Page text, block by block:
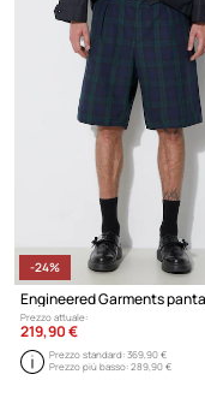
-24%
Prezzo attuale:
219,90 €
Prezzo standard:369,90 €
Prezzo più basso:289,90 €